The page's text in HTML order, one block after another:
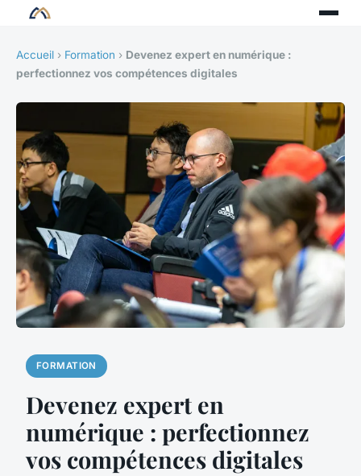
Accueil › Formation › Devenez expert en numérique :
perfectionnez vos compétences digitales
FORMATION
Devenez expert en
numérique : perfectionnez
vos compétences digitales